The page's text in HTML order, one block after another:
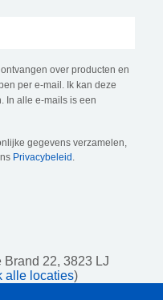
over producten en
per e-mail. Ik kan deze
In alle e-mails is een
gegevens verzamelen,
Privacybeleid .
Brand 22, 3823 LJ
alle locaties)